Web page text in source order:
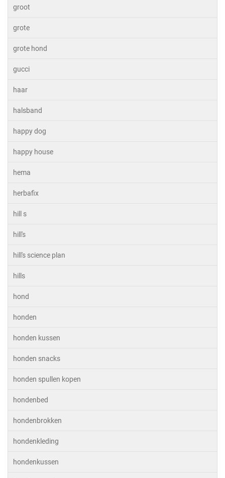
groot
grote
grote hond
gucci
haar
halsband
happy dog
happy house
hema
herbafix
hill s
hill's
hill's science plan
hills
hond
honden
honden kussen
honden snacks
honden spullen kopen
hondenbed
hondenbrokken
hondenkleding
hondenkussen